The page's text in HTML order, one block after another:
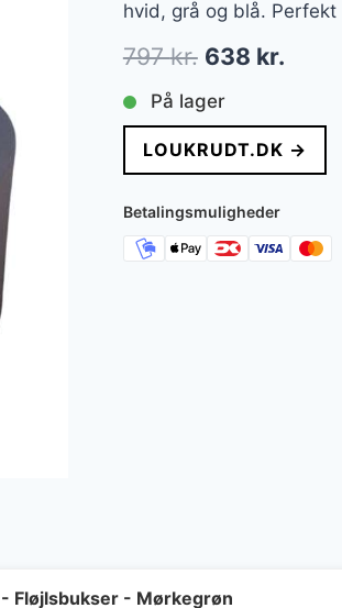
hvid, grå og blå.
797kr. Den
oprindelige
pris
var:
797 kr..
638 kr.Den
pris
er:
På lager
LOUKRUDT.DK →
Betalingsmuligheder
Fløjlsbukser - Mørkegrøn